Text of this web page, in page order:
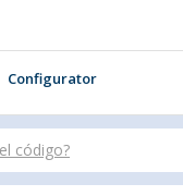
Configurator
código?